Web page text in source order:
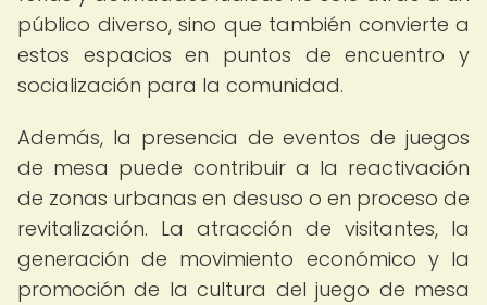
público diverso, sino que también convierte a
estos espacios en puntos de encuentro y
socialización para la comunidad.
Además, la presencia de eventos de juegos
de mesa puede contribuir a la reactivación
de zonas urbanas en desuso o en proceso de
revitalización. La atracción de visitantes, la
generación de movimiento económico y la
promoción de la cultura del juego de mesa